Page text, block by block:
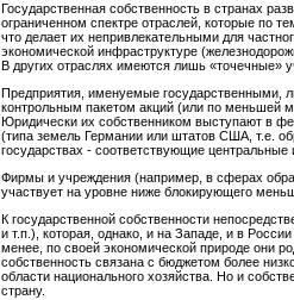
Государственная собственность в странах
ограниченном спектре отраслей, которые по
что делает их непривлекательными для
экономической инфраструктуре
В других отраслях имеются лишь «точечные»
Предприятия, именуемые государственными,
контрольным пакетом акций (или по
Юридически их собственником выступают в
(типа земель Германии или штатов США, т.е.
государствах - соответствующие
Фирмы и учреждения (например, в сферах
участвует на уровне ниже блокирующего
К государственной собственности
и т.п.), которая, однако, и на Западе, и в
менее, по своей экономической природе они
собственность связана с бюджетом более
области национального хозяйства. Но и
страну.